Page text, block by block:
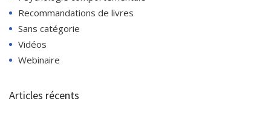
Recommandations de livres
Sans catégorie
Vidéos
Webinaire
Articles récents